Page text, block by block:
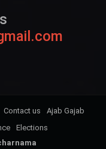
Contact us
Ajab Gajab
Elections